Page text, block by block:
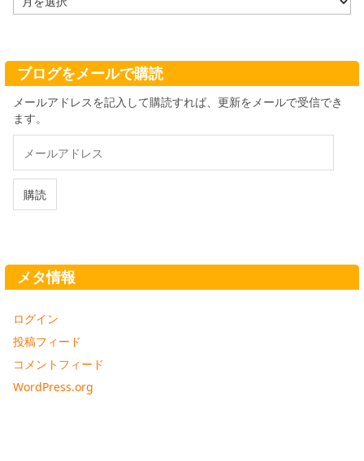
ー
ブ
ブログをメールで購読
メールアドレスを記入して購読すれば、更新をメールで受信でき
ます。
ル
ド
購読
メタ情報
ログイン
投稿フィード
コメントフィード
WordPress.org